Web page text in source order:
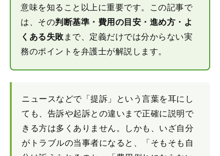
意味を知ること以上に重要です。この記事で
は、その判断基準・費用の目安・進め方・よ
くある失敗まで、定義だけでは分からない実
務のポイントを弁護士が解説します。
ニュースなどで「提訴」という言葉を耳にし
ても、告訴や起訴との違いまで正確に説明で
きる方は多くありません。しかも、いざ自分
がトラブルの当事者になると、「そもそも自